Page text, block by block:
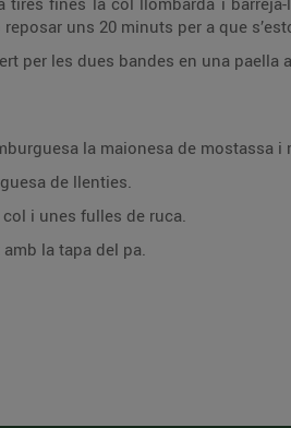
uns 20 minuts per a que
per les dues bandes en una paella
la maionesa de mostassa i
de llenties.
i unes fulles de ruca.
la tapa del pa.